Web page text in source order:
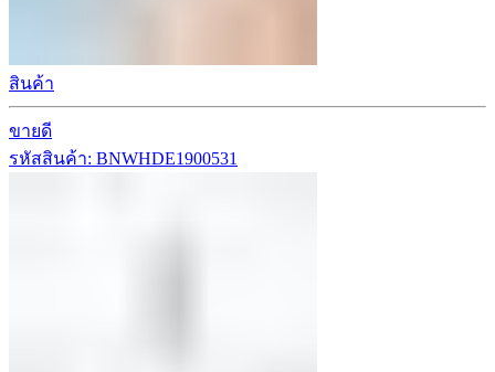
สินค้า
ขายดี
รหัสสินค้า: BNWHDE1900531